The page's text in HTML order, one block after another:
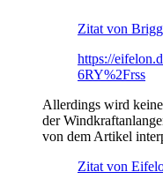
Zitat von
https://
6RY%2Frss
Allerdings wird
der
von dem Artikel
Zitat von